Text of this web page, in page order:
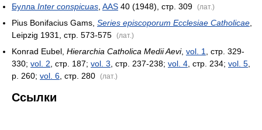
Булла Inter conspicuas AAS 40 (1948), стр. 309 (лат.)
Pius Bonifacius Gams, Series episcoporum Ecclesiae Catholicae
Leipzig 1931, стр. 573-575 (лат.)
Konrad Eubel, Hierarchia Catholica Medii Aevi, vol. 1
, стр. 329-
330; vol. 2 , стр. 187; vol. 3 , стр. 237-238; vol. 4 , стр. 234; vol. 5
p. 260; vol. 6 , стр. 280 (лат.)
Ссылки